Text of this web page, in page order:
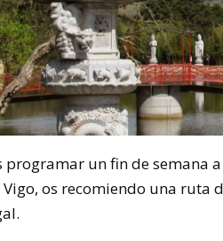
programar un fin de semana
os recomiendo una ruta